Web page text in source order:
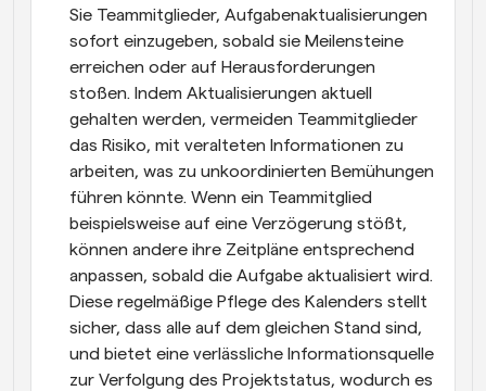
Sie Teammitglieder, Aufgabenaktualisierungen
sofort einzugeben, sobald sie Meilensteine
erreichen oder auf Herausforderungen
stoßen. Indem Aktualisierungen aktuell
gehalten werden, vermeiden Teammitglieder
das Risiko, mit veralteten Informationen zu
arbeiten, was zu unkoordinierten Bemühungen
führen könnte. Wenn ein Teammitglied
beispielsweise auf eine Verzögerung stößt,
können andere ihre Zeitpläne entsprechend
anpassen, sobald die Aufgabe aktualisiert wird.
Diese regelmäßige Pflege des Kalenders stellt
sicher, dass alle auf dem gleichen Stand sind,
und bietet eine verlässliche Informationsquelle
zur Verfolgung des Projektstatus, wodurch es